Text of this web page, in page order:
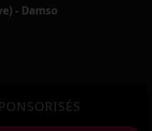
- Damso